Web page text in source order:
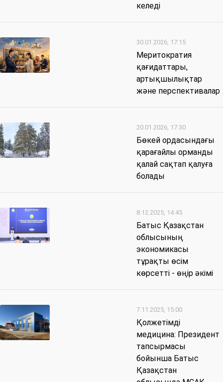
келеді
30.01.2026, 17:15
Меритократия
қағидаттары,
артықшылықтар
және перспективалар
20.01.2026, 17:30
Бөкей ордасындағы
қарағайлы орманды
қалай сақтап қалуға
болады
8.12.2025, 14:45
Батыс Қазақстан
облысының
экономикасы
тұрақты өсім
көрсетті - өңір әкімі
7.11.2025, 15:00
Қолжетімді
медицина: Президент
тапсырмасы
бойынша Батыс
Қазақстан